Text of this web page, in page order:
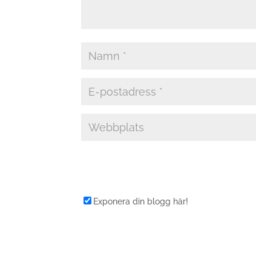
Exponera din blogg här!